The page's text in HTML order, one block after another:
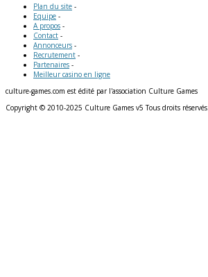
Plan du site -
Equipe -
A propos -
Contact -
Annonceurs -
Recrutement -
Partenaires -
Meilleur casino en ligne
culture-games.com est édité par l'association Culture Games
Copyright © 2010-2025 Culture Games v5 Tous droits réservés.